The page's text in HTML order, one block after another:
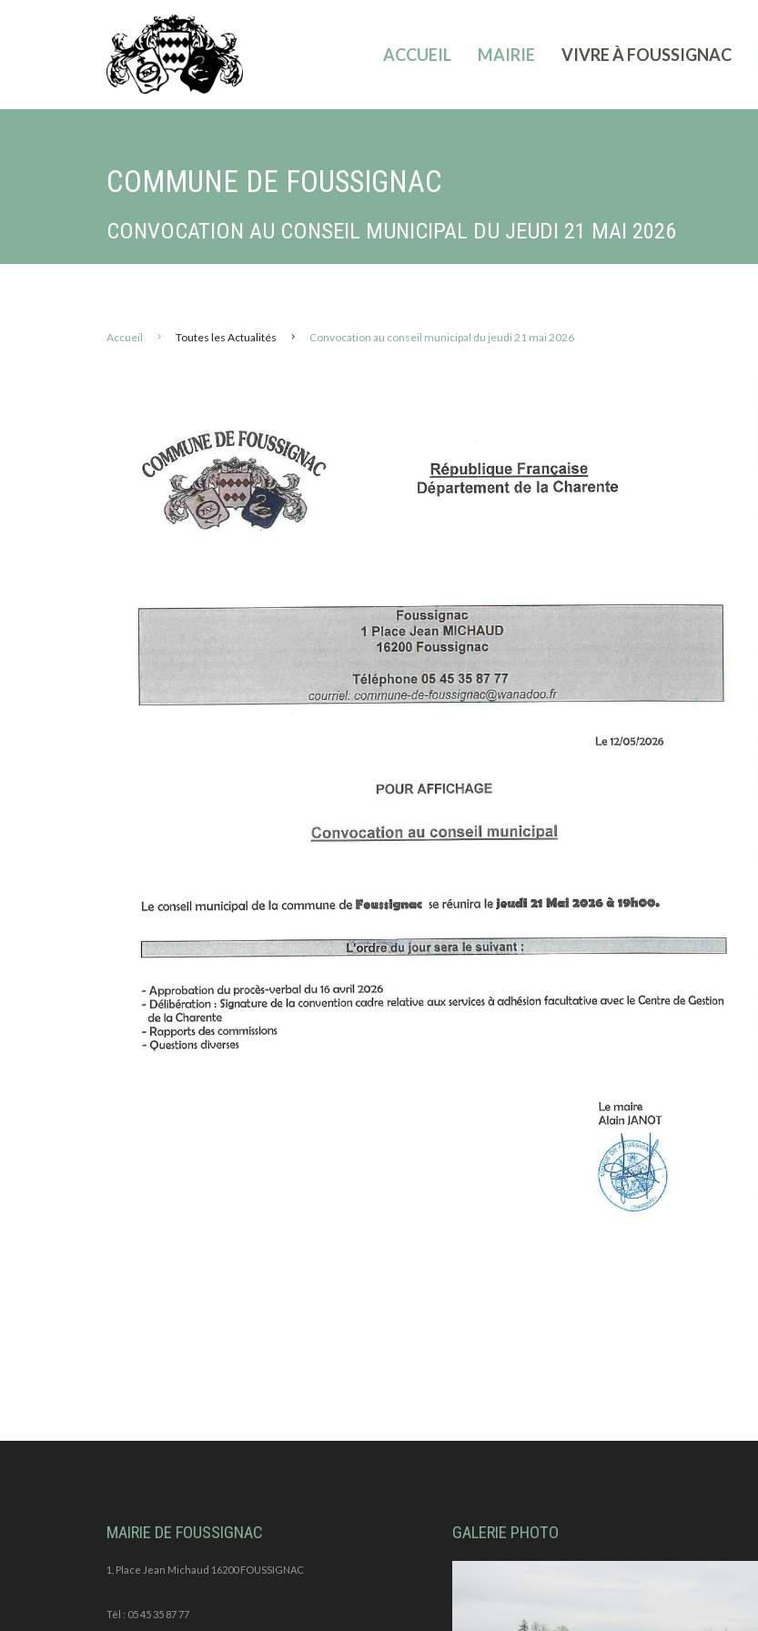
ACCUEIL MAIRIE VIVRE À FOUSSIGNAC
COMMUNE DE FOUSSIGNAC
CONVOCATION AU CONSEIL MUNICIPAL DU JEUDI 21 MAI 2026
Accueil Toutes les Actualités Convocation au conseil municipal du jeudi 21 mai 2026
MAIRIE DE FOUSSIGNAC
1, Place Jean Michaud 16200 FOUSSIGNAC
Tèl : 05 45 35 87 77
GALERIE PHOTO